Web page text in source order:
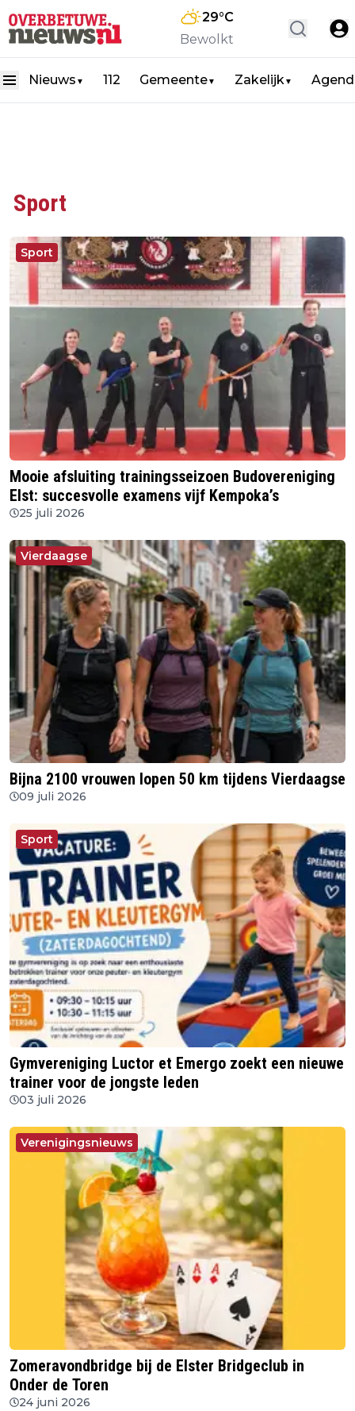
29°C
Bewolkt
Nieuws ▼ 112 Gemeente▼ Zakelijk▼
Sport
Sport
Mooie afsluiting trainingsseizoen Budovereniging
Elst: succesvolle examens vijf Kempoka’s
25 juli 2026
Vierdaagse
Bijna 2100 vrouwen lopen 50 km tijdens Vierdaagse
09 juli 2026
Sport
Gymvereniging Luctor et Emergo zoekt een nieuwe
trainer voor de jongste leden
03 juli 2026
Verenigingsnieuws
Zomeravondbridge bij de Elster Bridgeclub in
Onder de Toren
24 juni 2026